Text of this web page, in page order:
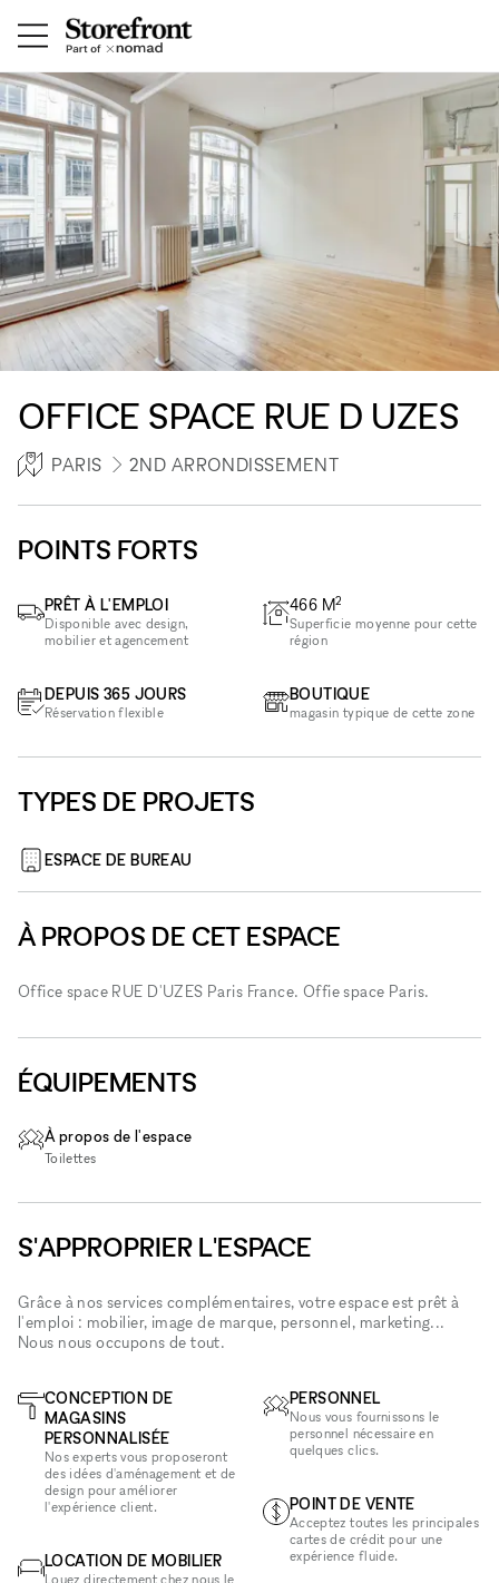
OFFICE SPACE RUE D UZES
PARIS 2ND ARRONDISSEMENT
POINTS FORTS
PRÊT À L'EMPLOI
Disponible avec design,
mobilier et agencement
DEPUIS 365 JOURS
Réservation flexible
466 M2
Superficie moyenne pour cette
région
BOUTIQUE
magasin typique de cette zone
TYPES DE PROJETS
ESPACE DE BUREAU
À PROPOS DE CET ESPACE
Office space RUE D'UZES Paris France. Offie space Paris.
ÉQUIPEMENTS
À propos de l'espace
Toilettes
S'APPROPRIER L'ESPACE
Grâce à nos services complémentaires, votre espace est prêt à
l'emploi : mobilier, image de marque, personnel, marketing...
Nous nous occupons de tout.
CONCEPTION DE
MAGASINS
PERSONNALISÉE
Nos experts vous proposeront
des idées d'aménagement et de
design pour améliorer
l'expérience client.
LOCATION DE MOBILIER
Louez directement chez nous le
PERSONNEL
Nous vous fournissons le
personnel nécessaire en
quelques clics.
POINT DE VENTE
Acceptez toutes les principales
cartes de crédit pour une
expérience fluide.